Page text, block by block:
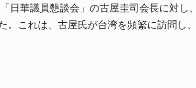
日華議員懇談会」の古屋圭司会長に対し
これは、古屋氏が台湾を頻繁に訪問し